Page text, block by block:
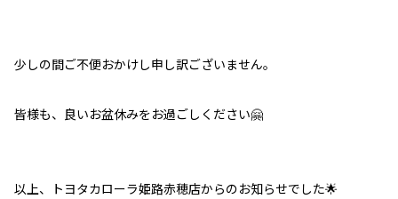
少しの間ご不便おかけし申し訳ございません。
皆様も、良いお盆休みをお過ごしください🤗
以上、トヨタカローラ姫路赤穂店からのお知らせでした🌟